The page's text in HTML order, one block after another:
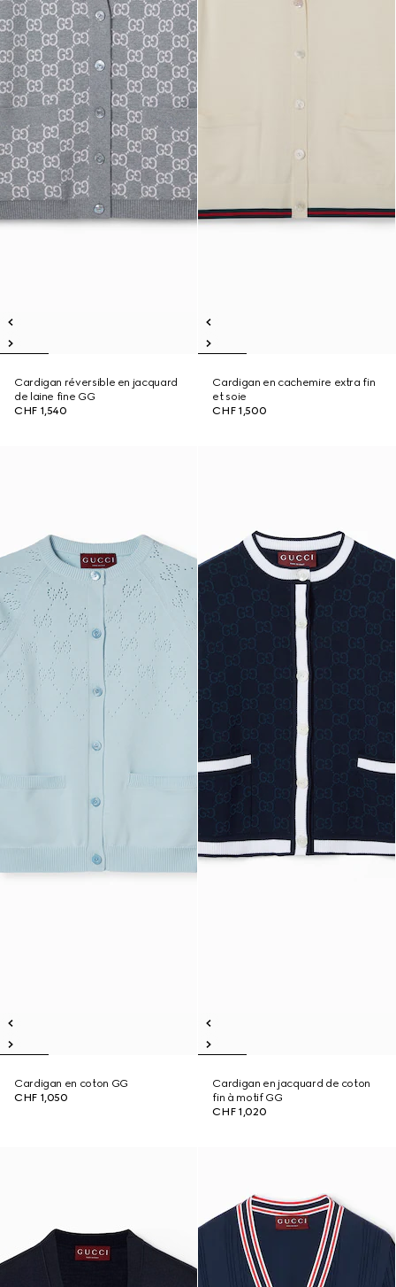
Cardigan réversible en jacquard
de laine fine GG
CHF 1,540
Cardigan en cachemire extra fin
et soie
CHF 1,500
Cardigan en coton GG
CHF 1,050
Cardigan en jacquard de coton
fin à motif GG
CHF 1,020